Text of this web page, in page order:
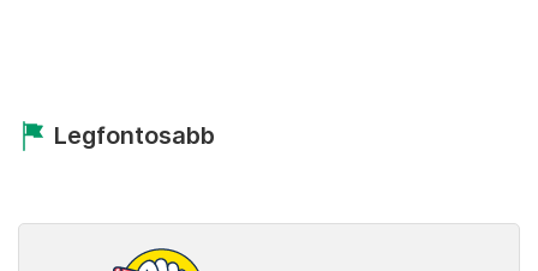
Legfontosabb